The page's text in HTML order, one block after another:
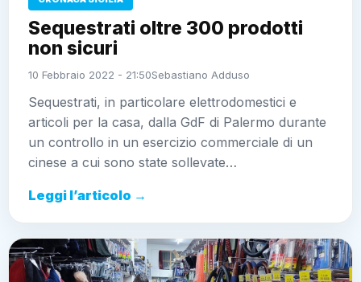
10 Febbraio 2022 - 21:50
Sequestrati, in particolare elettrodomestici e articoli
controllo in un esercizio commerciale di un cinese a
cui sono state sollevate…
Leggi l’articolo →